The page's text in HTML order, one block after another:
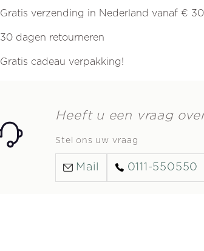
Gratis verzending in Nederland vanaf €
30 dagen retourneren
Gratis cadeau verpakking!
Heeft u een vraag
Stel ons uw vraag
Mail 0111-550550